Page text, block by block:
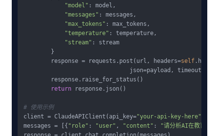
"model" : model,
"messages" : messages,
"max_tokens" : max_tokens,
"temperature" : temperature,
"stream" : stream
        }
        response = requests.post(url, headers=
self
                               json=payload, timeout=
        response.raise_for_status()
return response.json()
# 使用示例
client = ClaudeAPIClient(api_key="your-api-key-here"
messages = [{ "role" : "user" , "content" :
"请分析AI在教育领